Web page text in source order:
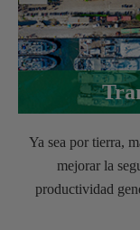
Ya sea por tierra,
mejorar la
productividad